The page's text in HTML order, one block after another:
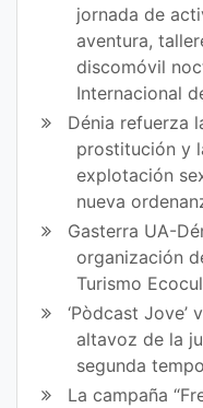
jornada de
aventura,
discomóvil
Internacional
Dénia refuerza
prostitución y
explotación
nueva
Gasterra UA-
organización
Turismo
‘Pòdcast Jove’
altavoz de la
segunda
La campaña